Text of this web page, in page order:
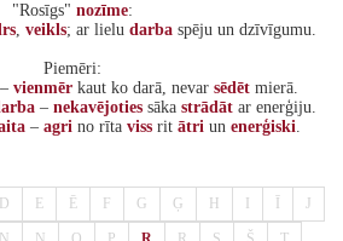
"Rosīgs" nozīme:
, veikls; ar lielu darba spēju un dzīvīgumu.
Piemēri:
vienmēr kaut ko darā, nevar sēdēt mierā.
– nekavējoties sāka strādāt ar enerģiju.
– agri no rīta viss rit ātri un enerģiski.
D E Ē F G Ģ H J